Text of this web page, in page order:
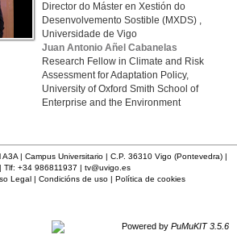
Director do Máster en Xestión do
Desenvolvemento Sostible (MXDS) ,
Universidade de Vigo
Juan Antonio Añel Cabanelas
Research Fellow in Climate and Risk
Assessment for Adaptation Policy,
University of Oxford Smith School of
Enterprise and the Environment
| Campus Universitario | C.P. 36310 Vigo (Pontevedra) |
Tlf: +34 986811937 | tv@uvigo.es
Legal| Condicións de uso| Política de cookies
Powered by PuMuKIT 3.5.6